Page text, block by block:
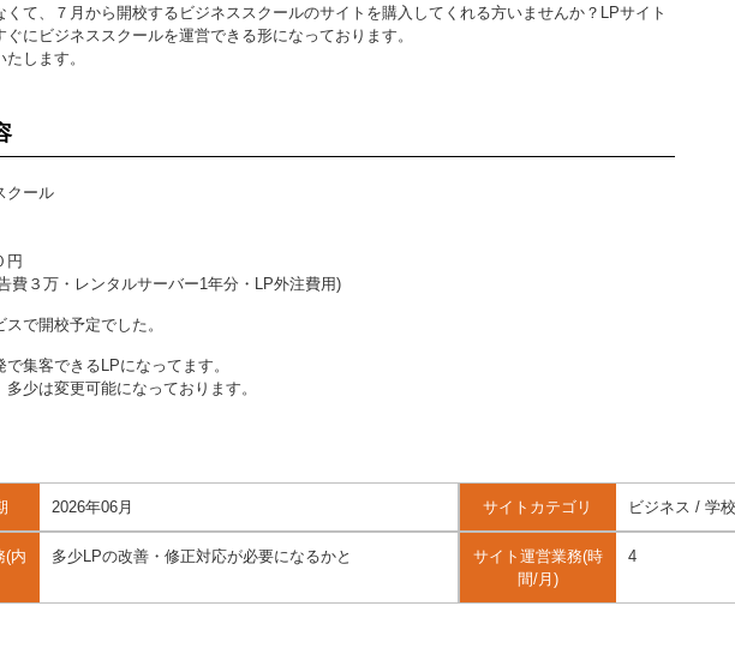
くて、７月から開校するビジネススクールのサイトを購入してくれる方いませんか？LPサイト
ぐにビジネススクールを運営できる形になっております。
します。
クール
円
費３万・レンタルサーバー1年分・LP外注費用)
で開校予定でした。
集客できるLPになってます。
少は変更可能になっております。
2026年06月 サイトカテゴリ ビジネス / 学
(内
多少LPの改善・修正対応が必要になるかと
サイト運営業務(時
間/月)
4